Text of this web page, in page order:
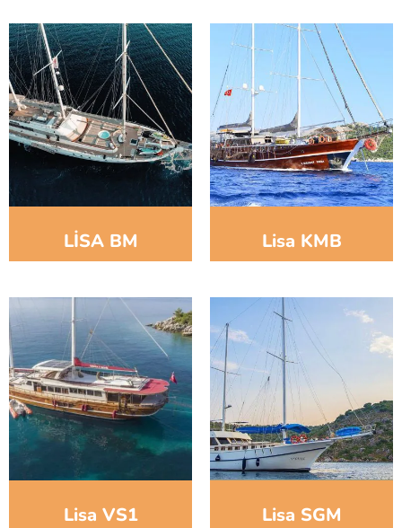
LİSA BM Lisa KMB
Lisa VS1 Lisa SGM